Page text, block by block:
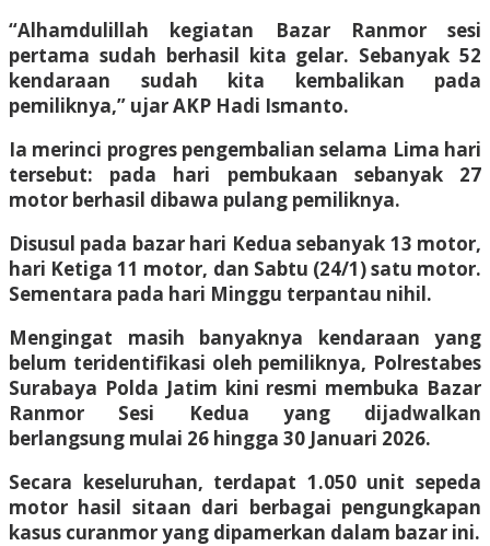
“Alhamdulillah kegiatan Bazar Ranmor sesi
pertama sudah berhasil kita gelar. Sebanyak 52
kendaraan sudah kita kembalikan pada
pemiliknya,” ujar AKP Hadi Ismanto.
Ia merinci progres pengembalian selama Lima hari
tersebut: pada hari pembukaan sebanyak 27
motor berhasil dibawa pulang pemiliknya.
Disusul pada bazar hari Kedua sebanyak 13 motor,
hari Ketiga 11 motor, dan Sabtu (24/1) satu motor.
Sementara pada hari Minggu terpantau nihil.
Mengingat masih banyaknya kendaraan yang
belum teridentifikasi oleh pemiliknya, Polrestabes
Surabaya Polda Jatim kini resmi membuka Bazar
Ranmor Sesi Kedua yang dijadwalkan
berlangsung mulai 26 hingga 30 Januari 2026.
Secara keseluruhan, terdapat 1.050 unit sepeda
motor hasil sitaan dari berbagai pengungkapan
kasus curanmor yang dipamerkan dalam bazar ini.